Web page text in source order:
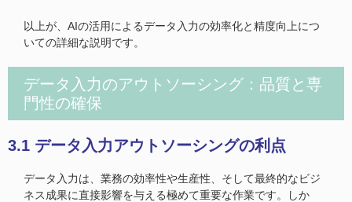
以上が、AIの活用によるデータ入力の効率化と精度向上につ
いての詳細な説明です。
データ入力のアウトソーシング：品質と専
門性の確保
3.1 データ入力アウトソーシングの利点
データ入力は、業務の効率性や生産性、そして最終的なビジ
ネス成果に直接影響を与える極めて重要な作業です。しか